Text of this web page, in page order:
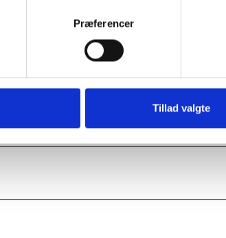
Præferencer
Tillad valgte